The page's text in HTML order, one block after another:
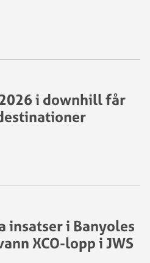
2026 i downhill får
insatser i Banyoles
XCO-lopp i JWS